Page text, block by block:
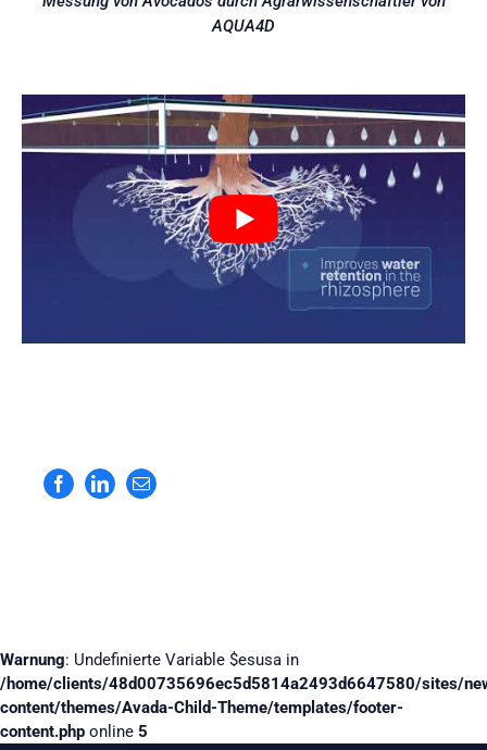
AQUA4D
Facebook
LinkedIn
E-
Mail
Warnung: Undefinierte Variable $esusa in
/home/clients/48d00735696ec5d5814a2493d6647580/sites/
content/themes/Avada-Child-Theme/templates/footer-
content.php online 5